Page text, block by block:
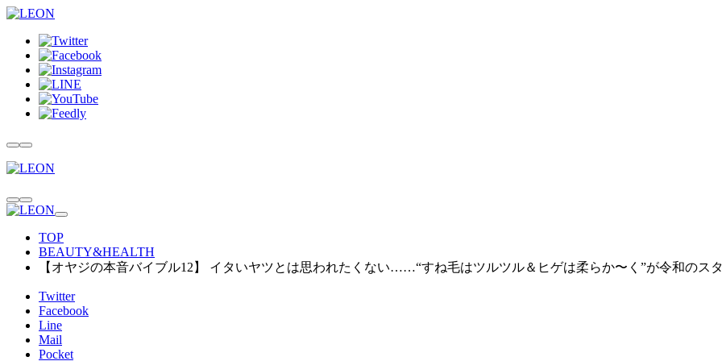
TOP
BEAUTY&HEALTH
【オヤジの本音バイブル12】 イタいヤツとは思われたくない……“すね毛はツルツル＆ヒゲは柔らか〜く”が令和のス
Twitter
Facebook
Line
Mail
Pocket